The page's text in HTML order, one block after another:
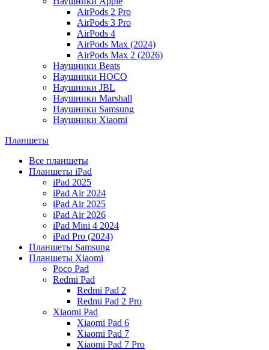
AirPods 2 Pro
AirPods 3 Pro
AirPods 4
AirPods Max (2024)
AirPods Max 2 (2026)
Наушники Beats
Наушники HOCO
Наушники JBL
Наушники Marshall
Наушники Samsung
Наушники Xiaomi
Планшеты
Все планшеты
Планшеты iPad
iPad 2025
iPad Air 2024
iPad Air 2025
iPad Air 2026
iPad Mini 4 2024
iPad Pro (2024)
Планшеты Samsung
Планшеты Xiaomi
Poco Pad
Redmi Pad
Redmi Pad 2
Redmi Pad 2 Pro
Xiaomi Pad
Xiaomi Pad 6
Xiaomi Pad 7
Xiaomi Pad 7 Pro